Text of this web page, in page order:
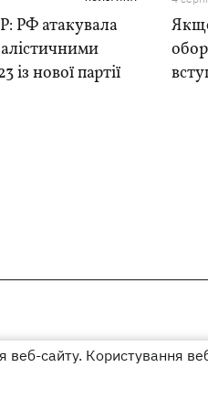
РФ атакувала
нової партії
сайту. Користування